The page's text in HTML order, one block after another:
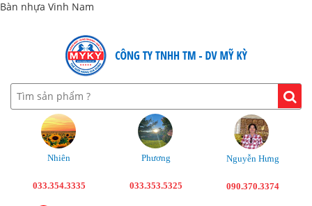
Bàn nhựa Vinh Nam
Nhiên
033.354.3335
Phương
033.353.5325
Nguyễn Hưng
090.370.3374